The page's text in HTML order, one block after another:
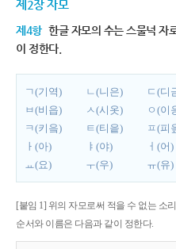
제2장 자모
제4항 한글 자모의 수는 스물넉 자
이 정한다.
ㄱ(기역) ㄴ(니은) ㄷ(디
ㅂ(비읍)
ㅅ(시옷) ㅇ(이
ㅋ(키읔)
ㅌ(티읕) ㅍ(피
ㅏ(아)
ㅑ(야) ㅓ(어)
ㅛ(요)
ㅜ(우) ㅠ(유)
[붙임 1] 위의 자모로써 적을 수 없는 소
순서와 이름은 다음과 같이 정한다.